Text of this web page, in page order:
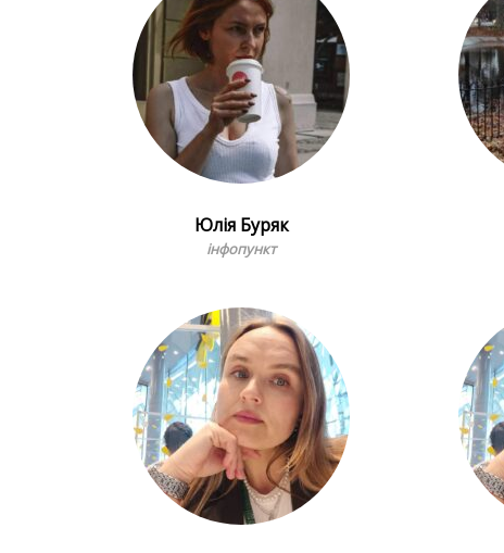
Юлія Буряк
інфопункт